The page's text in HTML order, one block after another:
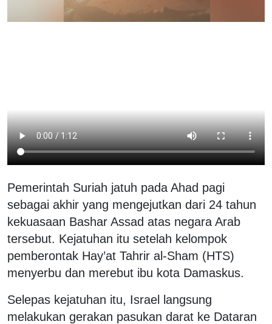
Pemerintah Suriah jatuh pada Ahad pagi
sebagai akhir yang mengejutkan dari 24 tahun
kekuasaan Bashar Assad atas negara Arab
tersebut. Kejatuhan itu setelah kelompok
pemberontak Hay’at Tahrir al-Sham (HTS)
menyerbu dan merebut ibu kota Damaskus.
Selepas kejatuhan itu, Israel langsung
melakukan gerakan pasukan darat ke Dataran